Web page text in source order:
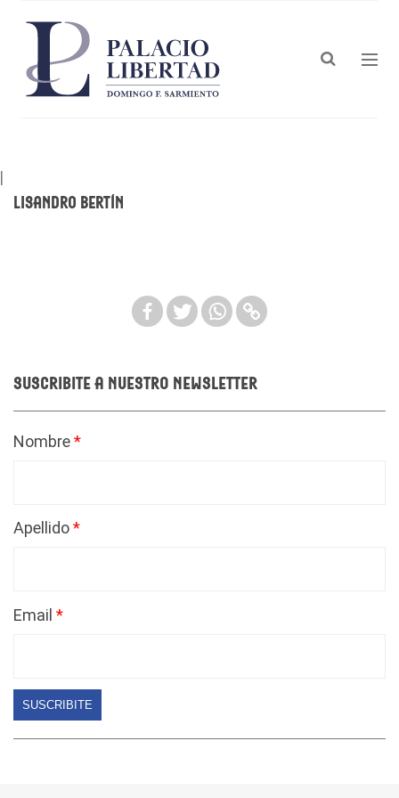
|
Lisandro Bertín
Suscribite a nuestro newsletter
Nombre
Apellido
Email
SUSCRIBITE